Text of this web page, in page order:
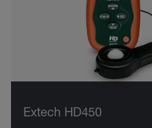
Extech HD450